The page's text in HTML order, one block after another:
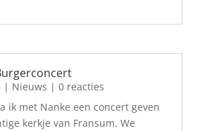
| Nieuws | 0 reacties
ik met Nanke een concert geven
kerkje van Fransum. We